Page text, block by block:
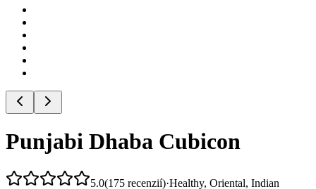
Punjabi Dhaba Cubicon
5.0(175 recenzií)·Healthy, Oriental, Indian